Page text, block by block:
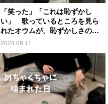
「笑った」「これは恥ずかし
い」 歌っているところを見ら
れたオウムが、恥ずかしさのあ
まり…
2024.09.11